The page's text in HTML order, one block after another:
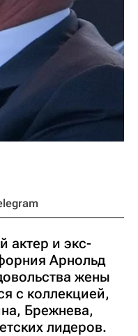
актер и экс-
Арнольд
жены
с коллекцией,
Брежнева,
лидеров.